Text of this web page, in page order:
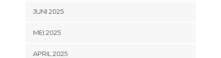
JUNI 2025
MEI 2025
APRIL 2025